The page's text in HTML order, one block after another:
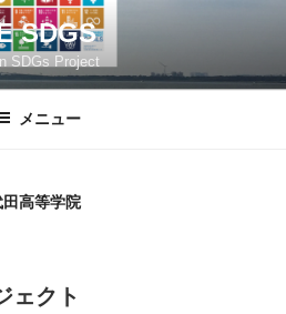
SDGS
SDGs Project
メニュー
高等学院
ェクト